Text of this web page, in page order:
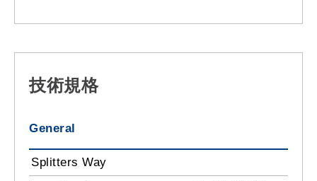
技術規格
General
Splitters Way